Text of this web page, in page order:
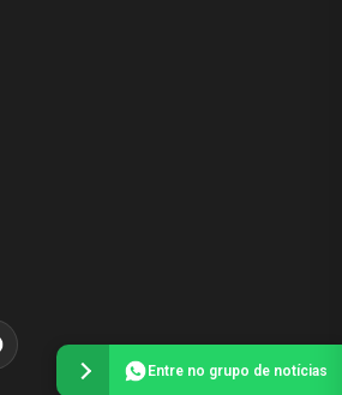
Entre no grupo de notícias